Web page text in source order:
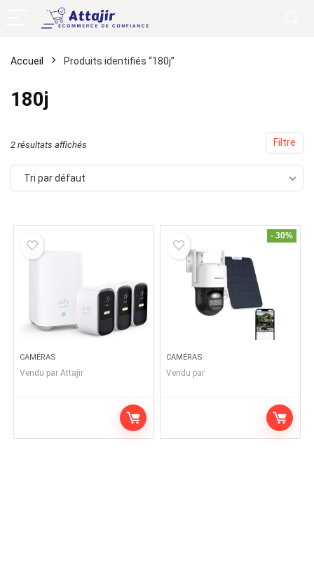
Accueil Produits identifiés “180j”
180j
Filtre
2 résultats affichés
Tri par défaut
CAMÉRAS
Vendu par Attajir
- 30%
CAMÉRAS
Vendu par